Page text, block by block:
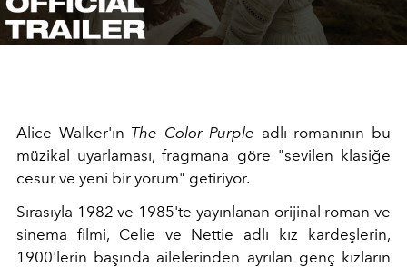
Video
Alice Walker'ın The Color Purple adlı romanının bu
müzikal uyarlaması, fragmana göre "sevilen klasiğe
cesur ve yeni bir yorum" getiriyor.
Sırasıyla 1982 ve 1985'te yayınlanan orijinal roman ve
sinema filmi, Celie ve Nettie adlı kız kardeşlerin,
1900'lerin başında ailelerinden ayrılan genç kızların